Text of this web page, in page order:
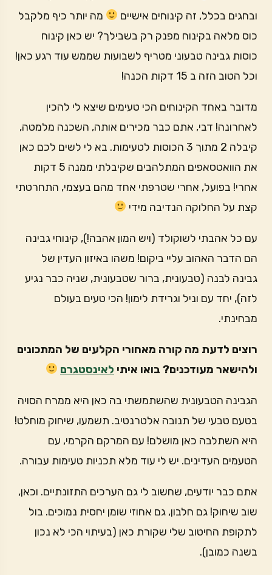
ובחגים בכלל, זה קינוחים אישיים
מה יותר כיף מלקבל
כוס מלאה בקינוח מפנק רק בשבילך? יש כאן קינוח
כוסות גבינה טבעוני מטריף לשבועות שממש עוד רגע כאן!
וכל הטוב הזה ב 15 דקות הכנה!
מדובר באחד הקינוחים הכי טעימים שיצא לי להכין
לאחרונה! דבי, אתם כבר מכירים אותה, השכנה מלמטה,
קיבלה 2 מתוך 3 הכוסות לטעימות. בא לי לשים לכם כאן
את הוואטסאפים המתלהבים שקיבלתי ממנה 5 דקות
אחרי! בפועל, אחרי שטרפתי אחד מהם בעצמי, התחרטתי
קצת על החלוקה הנדיבה מידי
עם כל אהבתי לשוקולד (ויש המון אהבה!), קינוחי גבינה
הם הדבר האהוב עליי ביקום! משהו באיזון העדין של
גבינה לבנה (טבעונית, ברור שטבעונית, שניה כבר נגיע
לזה), יחד עם וניל וגרידת לימון! הכי טעים בעולם
מבחינתי.
רוצים לדעת מה קורה מאחורי הקלעים של המתכונים
ולהישאר מעודכנים? בואו איתי לאינסטגרם
הגבינה הטבעונית שהשתמשתי בה כאן היא ממרח הסויה
בטעם טבעי של תנובה אלטרנטיב. תשמעו, שיחוק מוחלט!
היא השתלבה כאן מושלם! עם המרקם הקרמי, עם
הטעמים העדינים. יש לי עוד מלא תכניות טעימות עבורה.
אתם כבר יודעים, שחשוב לי גם הערכים התזונתיים. וכאן,
שוב שיחוק! גם חלבון, גם אחוזי שומן יחסית נמוכים. בול
לתקופת החיטוב שלי שקורת כאן (בעיתוי הכי לא נכון
בשנה כמובן).